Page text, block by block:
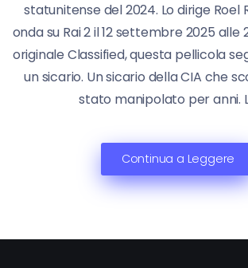
statunitense del 2024. Lo dirige Roel
onda su Rai 2 il 12 settembre 2025 alle
originale Classified, questa pellicola
un sicario. Un sicario della CIA che
stato manipolato per anni.
Continua a Leggere